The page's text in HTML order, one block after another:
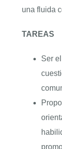
una fluida
TAREAS
Ser